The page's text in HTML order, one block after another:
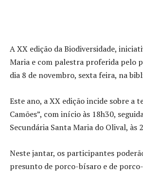
A XX edição da Biodiversidade,
Maria e com palestra proferida pelo
dia 8 de novembro, sexta feira, na
Este ano, a XX edição incide sobre a
Camões”, com início às 18h30,
Secundária Santa Maria do Olival, às
Neste jantar, os participantes
presunto de porco-bísaro e de